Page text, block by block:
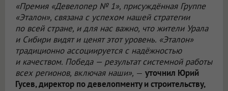
«Премия «Девелопер № 1», присуждённая Группе
«Эталон», связана с успехом нашей стратегии
по всей стране, и для нас важно, что жители Урала
и Сибири видят и ценят этот уровень. «Эталон»
традиционно ассоциируется с надёжностью
и качеством. Победа — результат системной работы
всех регионов, включая наши», — уточнил Юрий
Гусев, директор по девелопменту и строительству,